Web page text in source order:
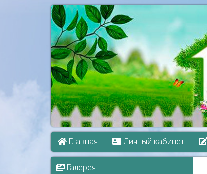
Главная Личный кабинет
Галерея